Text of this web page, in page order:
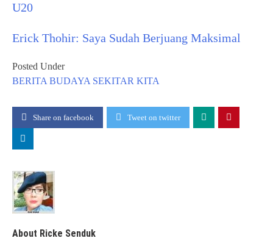
U20
Erick Thohir: Saya Sudah Berjuang Maksimal
Posted Under
BERITA BUDAYA SEKITAR KITA
Share on facebook Tweet on twitter
About Ricke Senduk